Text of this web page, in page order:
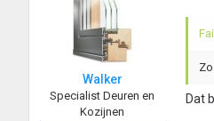
Walker
Specialist Deuren en
Kozijnen
Dat